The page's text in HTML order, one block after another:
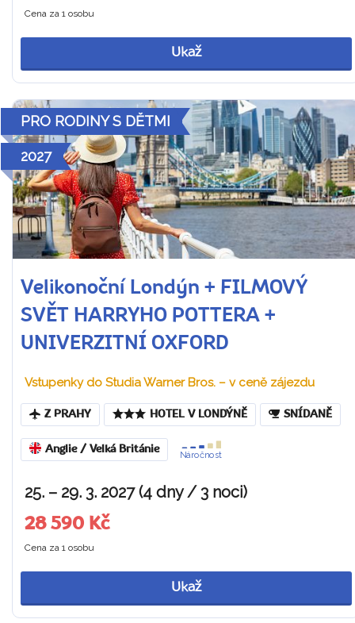
Cena za 1 osobu
Ukaž
PRO RODINY S DĚTMI
2027
Velikonoční Londýn + FILMOVÝ
SVĚT HARRYHO POTTERA +
UNIVERZITNÍ OXFORD
Vstupenky do Studia Warner Bros. – v ceně zájezdu
Z PRAHY HOTEL V LONDÝNĚ SNÍDANĚ
Anglie / Velká Británie
Náročnost
25. – 29. 3. 2027 (4 dny / 3 noci)
28 590 Kč
Cena za 1 osobu
Ukaž